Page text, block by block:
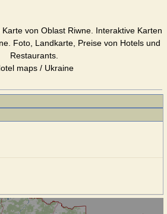
von Oblast Riwne. Interaktive Karten
Foto, Landkarte, Preise von Hotels und
Restaurants.
maps / Ukraine